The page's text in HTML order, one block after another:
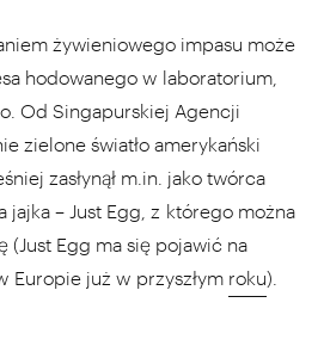
żywieniowego impasu może
hodowanego w laboratorium,
Od Singapurskiej Agencji
zielone światło amerykański
zasłynął m.in. jako twórca
jajka – Just Egg, z którego można
(Just Egg ma się pojawić na
Europie już w przyszłym roku).